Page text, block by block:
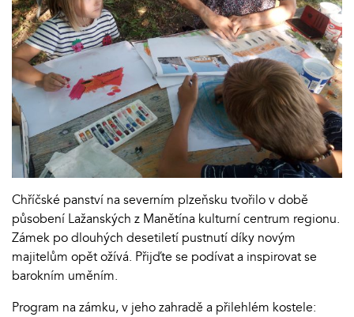
Chříčské panství na severním plzeňsku tvořilo v době
působení Lažanských z Manětína kulturní centrum regionu.
Zámek po dlouhých desetiletí pustnutí díky novým
majitelům opět ožívá. Přijďte se podívat a inspirovat se
barokním uměním.
Program na zámku, v jeho zahradě a přilehlém kostele: